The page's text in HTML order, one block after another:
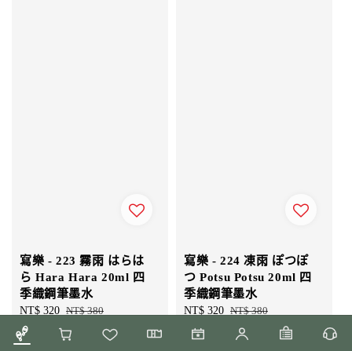
寫樂 - 223 霧雨 はらは
ら Hara Hara 20ml 四
季織鋼筆墨水
Sale
price
NT$ 320 Regular
NT$ 380
寫樂 - 224 凍雨 ぽつぽ
つ Potsu Potsu 20ml 四
季織鋼筆墨水
Sale
price
NT$ 320 Regular
price
NT$ 380